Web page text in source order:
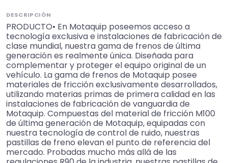
DESCRIPCIÓN
PRODUCTO• En Motaquip poseemos acceso a
tecnología exclusiva e instalaciones de fabricación de
clase mundial, nuestra gama de frenos de última
generación es realmente única. Diseñada para
complementar y proteger el equipo original de un
vehículo. La gama de frenos de Motaquip posee
materiales de fricción exclusivamente desarrollados,
utilizando materias primas de primera calidad en las
instalaciones de fabricación de vanguardia de
Motaquip. Compuestas del material de fricción M100
de última generación de Motaquip, equipadas con
nuestra tecnología de control de ruido, nuestras
pastillas de freno elevan el punto de referencia del
mercado. Probadas mucho más allá de las